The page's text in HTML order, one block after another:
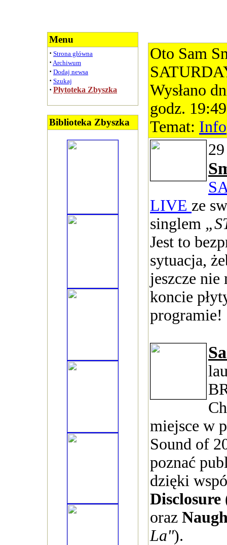
Menu
· Strona główna
· Archiwum
· Dodaj newsa
· Szukaj
· Płytoteka Zbyszka
Biblioteka Zbyszka
Oto Sam
Wysłano
godz.
Temat: Info
LIVE ze
singlem
Jest to
sytuacja,
jeszcze nie
koncie
programie!
miejsce w
Sound of
poznać
dzięki
Disclosure
oraz
La").